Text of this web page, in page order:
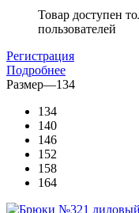
Товар доступен
пользователей
Регистрация
Подробнее
Размер—134
134
140
146
152
158
164